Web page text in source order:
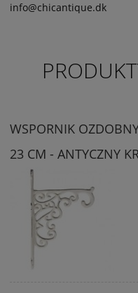
info@chicantique.dk
WSPORNIK
23 CM - ANTYCZNY